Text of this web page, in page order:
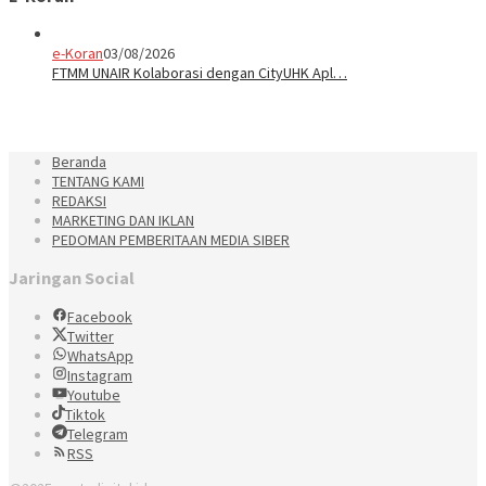
e-Koran03/08/2026
FTMM UNAIR Kolaborasi dengan CityUHK Apl…
Beranda
TENTANG KAMI
REDAKSI
MARKETING DAN IKLAN
PEDOMAN PEMBERITAAN MEDIA SIBER
Jaringan Social
Facebook
Twitter
WhatsApp
Instagram
Youtube
Tiktok
Telegram
RSS